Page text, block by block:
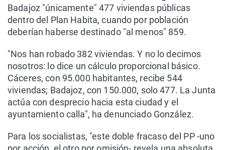
Badajoz "únicamente" 477 viviendas públicas
dentro del Plan Habita, cuando por población
deberían haberse destinado "al menos" 859.
"Nos han robado 382 viviendas. Y no lo decimos
nosotros: lo dice un cálculo proporcional básico.
Cáceres, con 95.000 habitantes, recibe 544
viviendas; Badajoz, con 150.000, solo 477. La Junta
actúa con desprecio hacia esta ciudad y el
ayuntamiento calla", ha denunciado González.
Para los socialistas, "este doble fracaso del PP -uno